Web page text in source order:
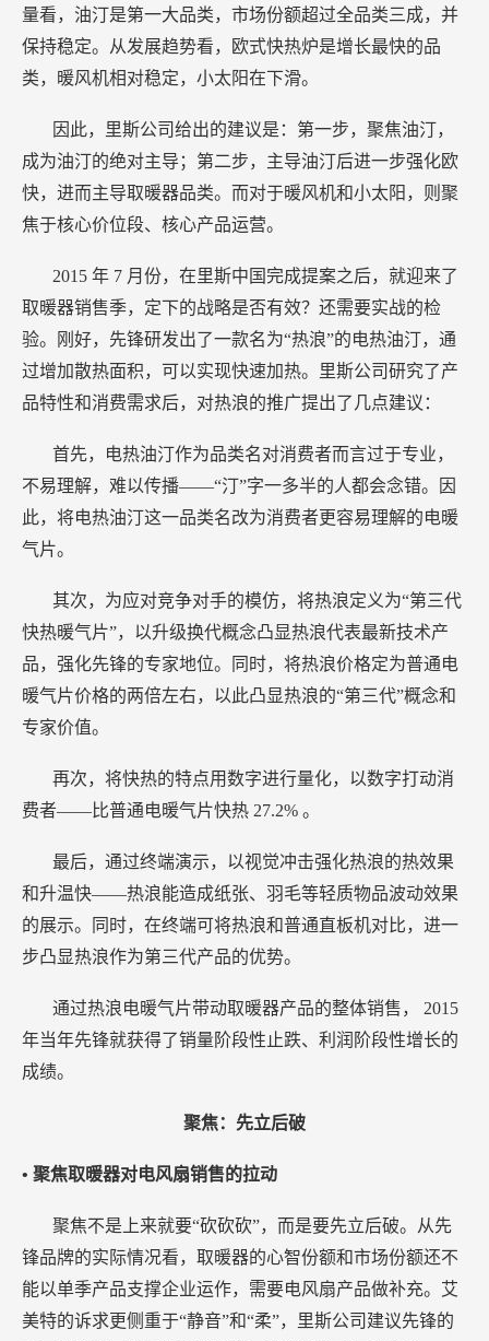
量看，油汀是第一大品类，市场份额超过全品类三成，并
保持稳定。从发展趋势看，欧式快热炉是增长最快的品
类，暖风机相对稳定，小太阳在下滑。
因此，里斯公司给出的建议是：第一步，聚焦油汀，
成为油汀的绝对主导；第二步，主导油汀后进一步强化欧
快，进而主导取暖器品类。而对于暖风机和小太阳，则聚
焦于核心价位段、核心产品运营。
2015 年 7 月份，在里斯中国完成提案之后，就迎来了
取暖器销售季，定下的战略是否有效？还需要实战的检
验。刚好，先锋研发出了一款名为“热浪”的电热油汀，通
过增加散热面积，可以实现快速加热。里斯公司研究了产
品特性和消费需求后，对热浪的推广提出了几点建议：
首先，电热油汀作为品类名对消费者而言过于专业，
不易理解，难以传播——“汀”字一多半的人都会念错。因
此，将电热油汀这一品类名改为消费者更容易理解的电暖
气片。
其次，为应对竞争对手的模仿，将热浪定义为“第三代
快热暖气片”，以升级换代概念凸显热浪代表最新技术产
品，强化先锋的专家地位。同时，将热浪价格定为普通电
暖气片价格的两倍左右，以此凸显热浪的“第三代”概念和
专家价值。
再次，将快热的特点用数字进行量化，以数字打动消
费者——比普通电暖气片快热 27.2% 。
最后，通过终端演示，以视觉冲击强化热浪的热效果
和升温快——热浪能造成纸张、羽毛等轻质物品波动效果
的展示。同时，在终端可将热浪和普通直板机对比，进一
步凸显热浪作为第三代产品的优势。
通过热浪电暖气片带动取暖器产品的整体销售， 2015
年当年先锋就获得了销量阶段性止跌、利润阶段性增长的
成绩。
聚焦：先立后破
• 聚焦取暖器对电风扇销售的拉动
聚焦不是上来就要“砍砍砍”，而是要先立后破。从先
锋品牌的实际情况看，取暖器的心智份额和市场份额还不
能以单季产品支撑企业运作，需要电风扇产品做补充。艾
美特的诉求更侧重于“静音”和“柔”，里斯公司建议先锋的